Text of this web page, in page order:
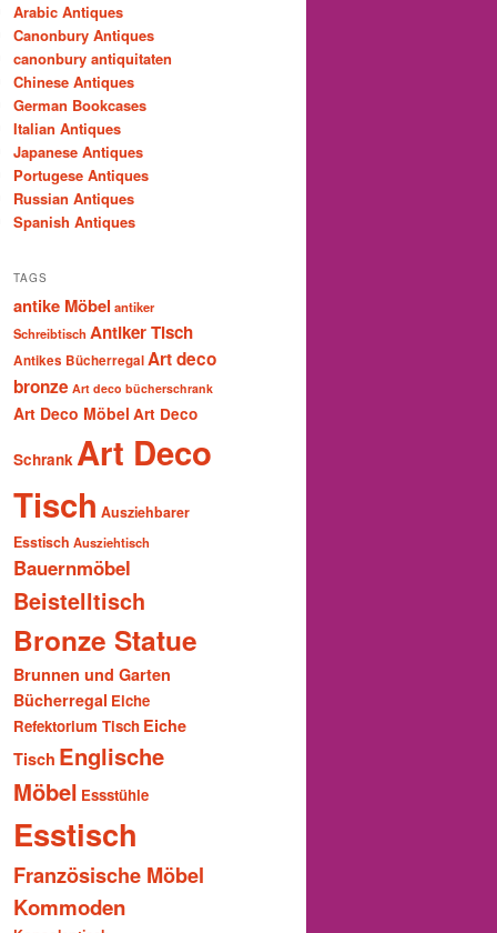
Arabic Antiques
Canonbury Antiques
canonbury antiquitaten
Chinese Antiques
German Bookcases
Italian Antiques
Japanese Antiques
Portugese Antiques
Russian Antiques
Spanish Antiques
TAGS
antike Möbel antiker
Schreibtisch Antiker Tisch
Antikes BücherregalArt deco
bronze Art deco bücherschrank
Art Deco Möbel Art Deco
Schrank Art Deco
Tisch Ausziehbarer
Esstisch Ausziehtisch
Bauernmöbel
Beistelltisch
Bronze Statue
Brunnen und Garten
Bücherregal Eiche
Refektorium Tisch Eiche
Tisch Englische
Möbel Essstühle
Esstisch
Französische Möbel
Kommoden